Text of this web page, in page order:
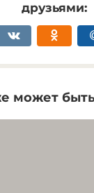
друзьями:
может